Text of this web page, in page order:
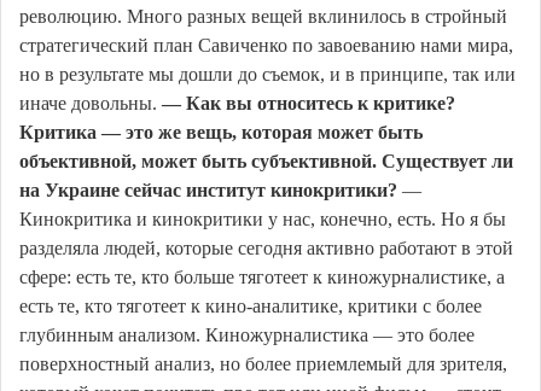
революцию. Много разных вещей вклинилось в стройный
стратегический план Савиченко по завоеванию нами мира,
но в результате мы дошли до съемок, и в принципе, так или
иначе довольны. — Как вы относитесь к критике?
Критика — это же вещь, которая может быть
объективной, может быть субъективной. Существует ли
на Украине сейчас институт кинокритики? —
Кинокритика и кинокритики у нас, конечно, есть. Но я бы
разделяла людей, которые сегодня активно работают в этой
сфере: есть те, кто больше тяготеет к киножурналистике, а
есть те, кто тяготеет к кино-аналитике, критики с более
глубинным анализом. Киножурналистика — это более
поверхностный анализ, но более приемлемый для зрителя,